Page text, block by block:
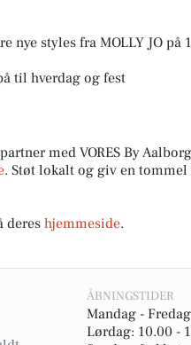
nye styles fra MOLLY JO på
til hverdag og fest
med VORES By
. Støt lokalt og giv en tommel
deres hjemmeside.
ÅBNINGSTIDER
Mandag -
Lørdag: 10.00 -